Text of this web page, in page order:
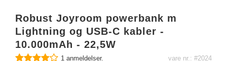
Robust Joyroom powerbank m
Lightning og USB-C kabler -
10.000mAh - 22,5W
1 anmeldelser. vare nr.: #2024